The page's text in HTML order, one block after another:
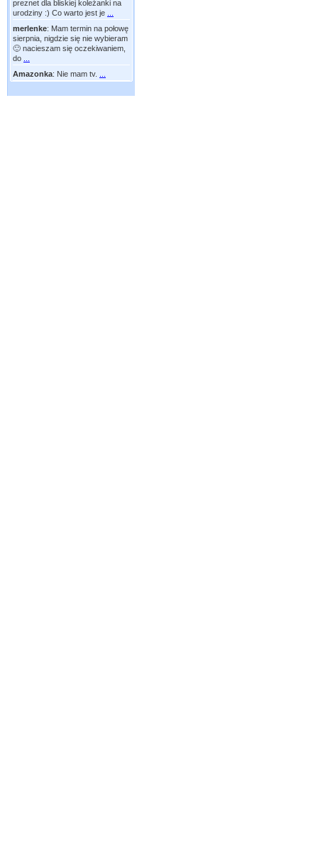
preznet dla bliskiej koleżanki na
urodziny :) Co warto jest je
merlenke: Mam termin na połowę
sierpnia, nigdzie się nie wybieram
🙂 nacieszam się oczekiwaniem,
do
Amazonka: Nie mam tv.